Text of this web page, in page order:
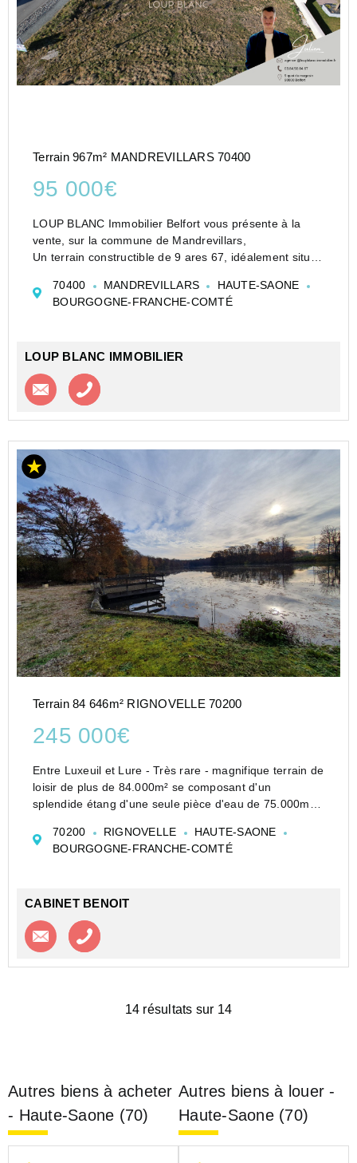
Terrain 967m² MANDREVILLARS 70400
95 000€
LOUP BLANC Immobilier Belfort vous présente à la
vente, sur la commune de Mandrevillars,
Un terrain constructible de 9 ares 67, idéalement situé.
maison dans un cadre recherché. Parfaitement plat, ...
70400 MANDREVILLARS
HAUTE-SAONE
BOURGOGNE-FRANCHE-COMTÉ
LOUP BLANC IMMOBILIER
Contacter l'agence
Terrain 84 646m² RIGNOVELLE 70200
245 000€
Entre Luxeuil et Lure - Très rare - magnifique terrain de
loisir de plus de 84.000m² se composant d'un
splendide étang d'une seule pièce d'eau de 75.000m²
maisonnette tout équipée prête à l...
70200 RIGNOVELLE
HAUTE-SAONE
BOURGOGNE-FRANCHE-COMTÉ
CABINET BENOIT
Contacter l'agence
14 résultats sur 14
Autres biens à acheter
- Haute-Saone (70)
Autres biens à louer -
Haute-Saone (70)